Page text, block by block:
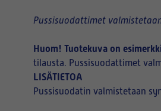
Pussisuodattimet
Huom! Tuotekuva on
tilausta. Pussisuodattimet
LISÄTIETOA
Pussisuodatin valmistetaan